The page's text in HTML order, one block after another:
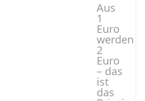
Aus
1
Euro
werden
2
Euro
– das
ist
das